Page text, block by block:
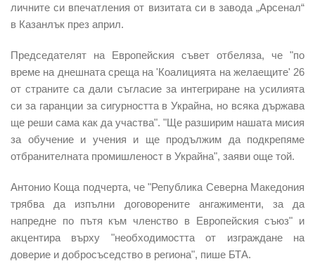
личните си впечатления от визитата си в завода „Арсенал“
в Казанлък през април.
Председателят на Европейския съвет отбеляза, че "по
време на днешната среща на 'Коалицията на желаещите' 26
от страните са дали съгласие за интегриране на усилията
си за гаранции за сигурността в Украйна, но всяка държава
ще реши сама как да участва". "Ще разширим нашата мисия
за обучение и учения и ще продължим да подкрепяме
отбранителната промишленост в Украйна", заяви още той.
Антонио Коща подчерта, че "Република Северна Македония
трябва да изпълни договорените ангажименти, за да
напредне по пътя към членство в Европейския съюз" и
акцентира върху "необходимостта от изграждане на
доверие и добросъседство в региона", пише БТА.